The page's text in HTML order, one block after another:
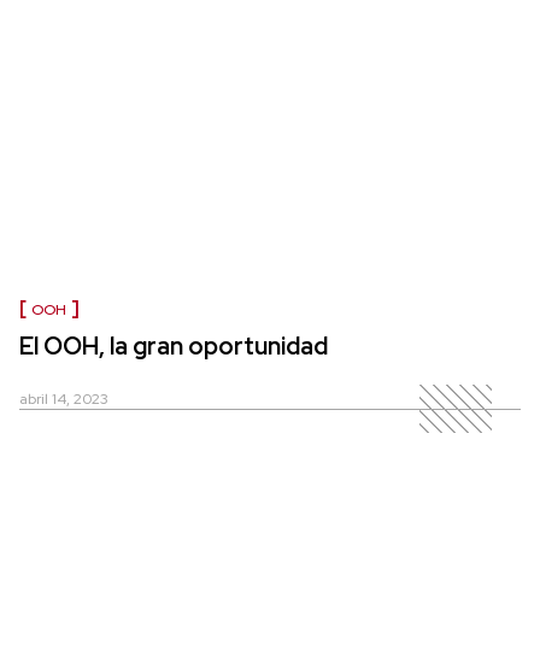
OOH
El OOH, la gran oportunidad
abril 14, 2023